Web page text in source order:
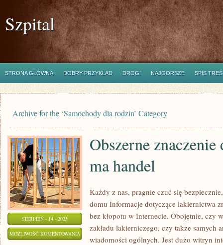
Szpital
STRONA GŁÓWNA DOBRY PRZYKŁAD DROGI NAJGORSZE SPIS
Archive for the ‘Samochody dla rodzin’ Category
SIERPIEŃ - 14 - 2025
MOŻLIWOŚĆ KOMENTOWANIA OBSZERNE
Obszerne
ma handel
Każdy z nas, pragnie czuć się
domu Informacje dotyczące lakiernictwa
bez kłopotu w Internecie. Obojętnie, czy
zakładu lakierniczego, czy także samych
wiadomości ogólnych. Jest dużo witryn